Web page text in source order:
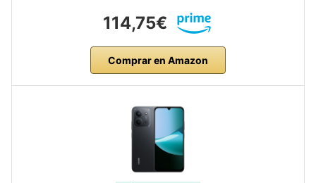
114,75€
Comprar en Amazon